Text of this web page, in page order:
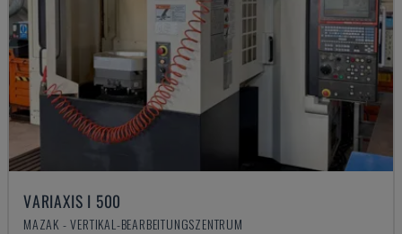
VARIAXIS I 500
MAZAK - VERTIKAL-BEARBEITUNGSZENTRUM